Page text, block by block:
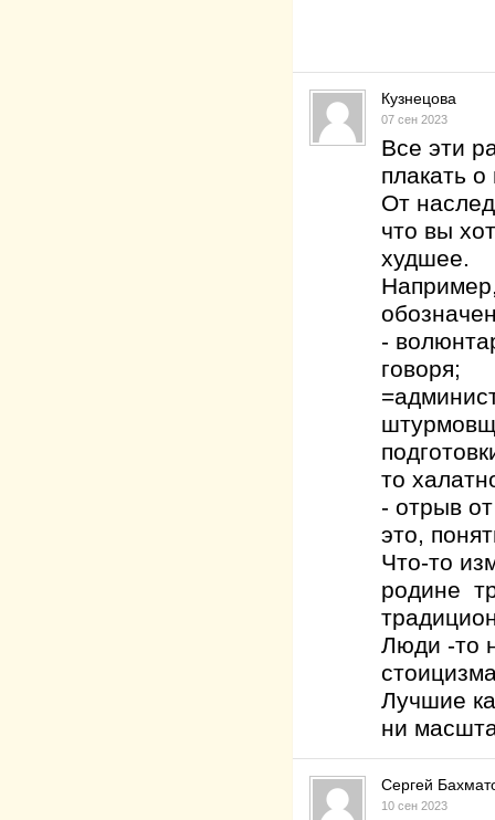
Кузнецова
07 сен 2023
Все эти
плакать
От
что вы
худшее.
-
говоря;
то
- отрыв
это,
Что-то
родине
Люди -то
Лучшие
ни
Сергей
10 сен 2023